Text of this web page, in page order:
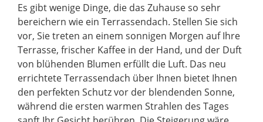
Es gibt wenige Dinge, die das Zuhause so sehr
bereichern wie ein Terrassendach. Stellen Sie sich
vor, Sie treten an einem sonnigen Morgen auf Ihre
Terrasse, frischer Kaffee in der Hand, und der Duft
von blühenden Blumen erfüllt die Luft. Das neu
errichtete Terrassendach über Ihnen bietet Ihnen
den perfekten Schutz vor der blendenden Sonne,
während die ersten warmen Strahlen des Tages